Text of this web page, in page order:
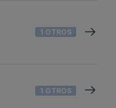
1 OTROS
1 OTROS